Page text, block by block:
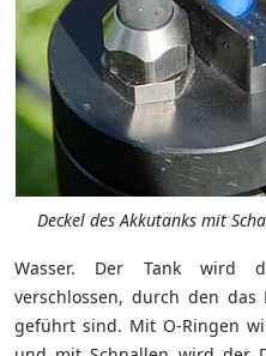
Deckel des Akkutanks mit
Wasser. Der Tank wird
verschlossen, durch den
geführt sind. Mit O-Ringen